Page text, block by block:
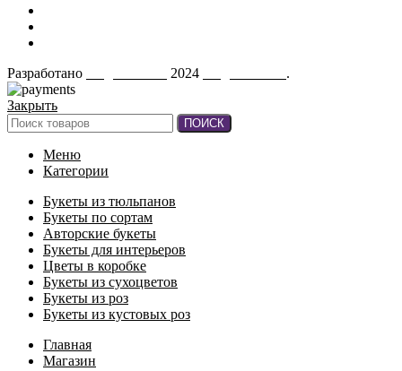
Разработано
2024 .
Закрыть
ПОИСК
Меню
Категории
Букеты из тюльпанов
Букеты по сортам
Авторские букеты
Букеты для интерьеров
Цветы в коробке
Букеты из сухоцветов
Букеты из роз
Букеты из кустовых роз
Главная
Магазин